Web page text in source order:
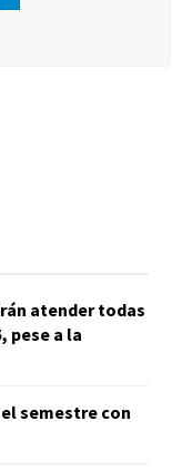
atender todas
pese a la
semestre con